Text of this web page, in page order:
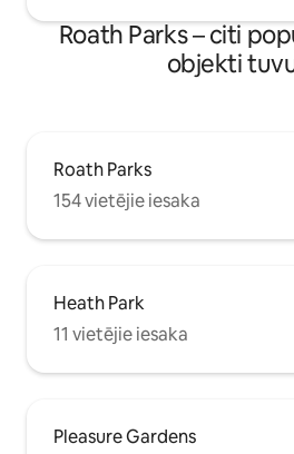
Roath Parks – citi
objekti
Roath Parks
154 vietējie iesaka
Heath Park
11 vietējie iesaka
Pleasure Gardens